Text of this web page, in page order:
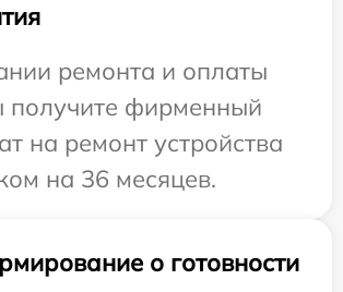
ремонта и оплаты
получите фирменный
на ремонт устройства
на 36 месяцев.
о готовности